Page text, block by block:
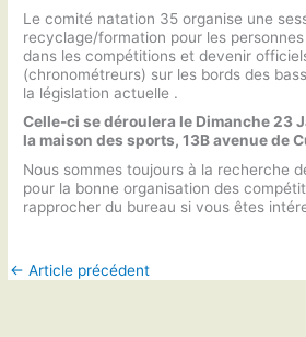
Le comité natation 35 organise une
recyclage/formation pour les
dans les compétitions et devenir
(chronométreurs) sur les bords des
la législation actuelle .
Celle-ci se déroulera le Dimanche 23
la maison des sports, 13B avenue de
Nous sommes toujours à la recherche
pour la bonne organisation des
rapprocher du bureau si vous êtes
← Article précédent